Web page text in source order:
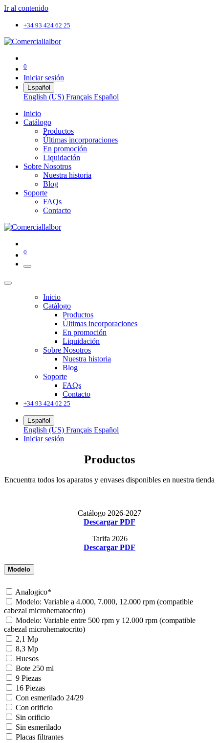
Ir al contenido
+34 93 424 62 25
0
Iniciar sesión
Español
English (US) Français Español
Inicio
Catálogo
Productos
Últimas incorporaciones
En promoción
Liquidación
Sobre Nosotros
Nuestra historia
Blog
Soporte
FAQs
Contacto
0
Inicio
Catálogo
Productos
Últimas incorporaciones
En promoción
Liquidación
Sobre Nosotros
Nuestra historia
Blog
Soporte
FAQs
Contacto
+34 93 424 62 25
Español
English (US) Français Español
Iniciar sesión
Productos
Encuentra todos los aparatos y envases disponibles en nuestra tienda
Catálogo 2026-2027
Descargar PDF
Tarifa 2026
Descargar PDF
Modelo
Analogico*
Modelo: Variable a 4.000, 7.000, 12.000 rpm (compatible
cabezal microhematocrito)
Modelo: Variable entre 500 rpm y 12.000 rpm (compatible
cabezal microhematocrito)
2,1 Mp
8,3 Mp
Huesos
Bote 250 ml
9 Piezas
16 Piezas
Con esmerilado 24/29
Con orificio
Sin orificio
Sin esmerilado
Placas filtrantes